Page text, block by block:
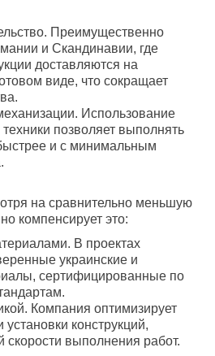
Преимущественно
и Скандинавии, где
доставляются на
виде, что сокращает
Использование
позволяет выполнять
и с минимальным
на сравнительно меньшую
компенсирует это:
В проектах
украинские и
сертифицированные по
Компания оптимизирует
установки конструкций,
скорости выполнения работ.